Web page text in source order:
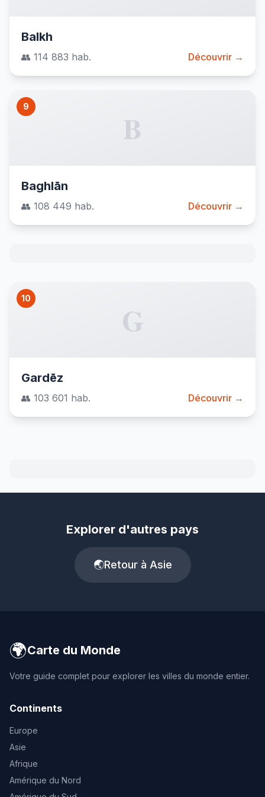
Balkh
👥 114 883 hab. Découvrir →
9
B
Baghlān
👥 108 449 hab. Découvrir →
10
G
Gardēz
👥 103 601 hab. Découvrir →
Explorer d'autres pays
🌏Retour à Asie
🌍Carte du Monde
Votre guide complet pour explorer les villes du monde entier.
Continents
Europe
Asie
Afrique
Amérique du Nord